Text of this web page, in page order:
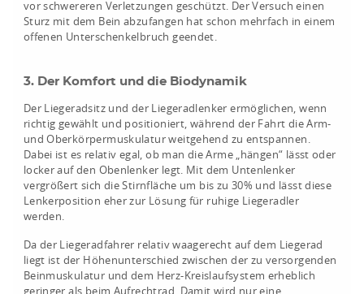
vor schwereren Verletzungen geschützt. Der Versuch einen
Sturz mit dem Bein abzufangen hat schon mehrfach in einem
offenen Unterschenkelbruch geendet.
3. Der Komfort und die Biodynamik
Der Liegeradsitz und der Liegeradlenker ermöglichen, wenn
richtig gewählt und positioniert, während der Fahrt die Arm-
und Oberkörpermuskulatur weitgehend zu entspannen.
Dabei ist es relativ egal, ob man die Arme „hängen“ lässt oder
locker auf den Obenlenker legt. Mit dem Untenlenker
vergrößert sich die Stirnfläche um bis zu 30% und lässt diese
Lenkerposition eher zur Lösung für ruhige Liegeradler
werden.
Da der Liegeradfahrer relativ waagerecht auf dem Liegerad
liegt ist der Höhenunterschied zwischen der zu versorgenden
Beinmuskulatur und dem Herz-Kreislaufsystem erheblich